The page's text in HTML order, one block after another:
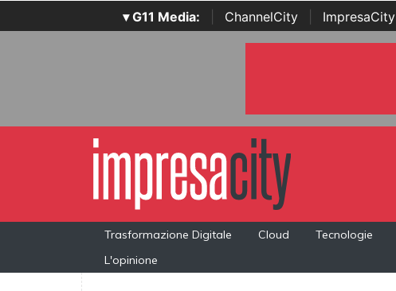
▾ G11 Media: ChannelCity ImpresaCity
Trasformazione Digitale Cloud Tecnologie
L'opinione